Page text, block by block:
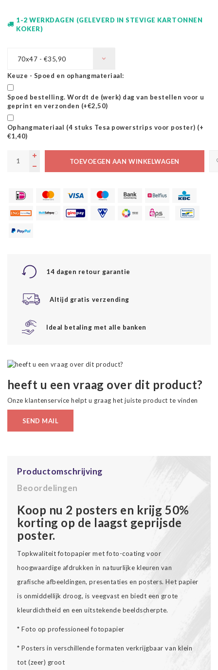
1-2 WERKDAGEN (GELEVERD IN STEVIGE KARTONNEN
KOKER)
70x47 - €35,90
Keuze - Spoed en ophangmateriaal:
Spoed bestelling. Wordt de (werk) dag van bestellen voor u
geprint en verzonden (+€2,50)
Ophangmateriaal (4 stuks Tesa powerstrips voor poster) (+
€1,40)
TOEVOEGEN AAN WINKELWAGEN
14 dagen retour garantie
Altijd gratis verzending
Ideal betaling met alle banken
heeft u een vraag over dit product?
Onze klantenservice helpt u graag het juiste product te vinden
SEND MAIL
Productomschrijving
Beoordelingen
Koop nu 2 posters en krijg 50%
korting op de laagst geprijsde
poster.
Topkwaliteit fotopapier met foto-coating voor
hoogwaardige afdrukken in natuurlijke kleuren van
grafische afbeeldingen, presentaties en posters. Het papier
is onmiddellijk droog, is veegvast en biedt een grote
kleurdichtheid en een uitstekende beeldscherpte.
* Foto op professioneel fotopapier
* Posters in verschillende formaten verkrijgbaar van klein
tot (zeer) groot